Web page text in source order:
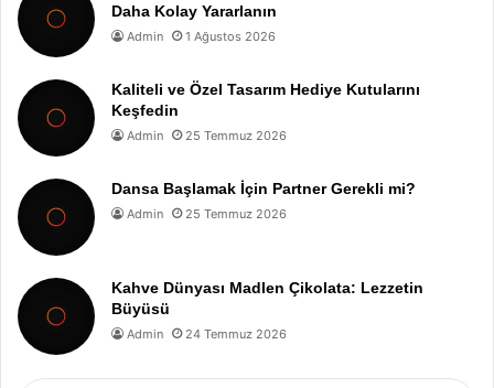
Daha Kolay Yararlanın
Admin 1 Ağustos 2026
Kaliteli ve Özel Tasarım Hediye Kutularını
Keşfedin
Admin 25 Temmuz 2026
Dansa Başlamak İçin Partner Gerekli mi?
Admin 25 Temmuz 2026
Kahve Dünyası Madlen Çikolata: Lezzetin
Büyüsü
Admin 24 Temmuz 2026